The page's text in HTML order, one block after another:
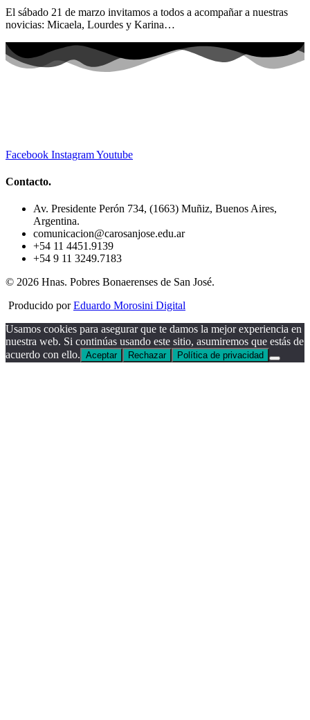
El sábado 21 de marzo invitamos a todos a acompañar a nuestras
novicias: Micaela, Lourdes y Karina…
Facebook InstagramYoutube
Contacto.
Av. Presidente Perón 734, (1663) Muñiz, Buenos Aires,
Argentina.
comunicacion@carosanjose.edu.ar
+54 11 4451.9139
+54 9 11 3249.7183
© 2026 Hnas. Pobres Bonaerenses de San José.
Producido porEduardo Morosini Digital
Usamos cookies para asegurar que te damos la mejor experiencia en
nuestra web. Si continúas usando este sitio, asumiremos que estás de
acuerdo con ello. Aceptar Rechazar Política de privacidad